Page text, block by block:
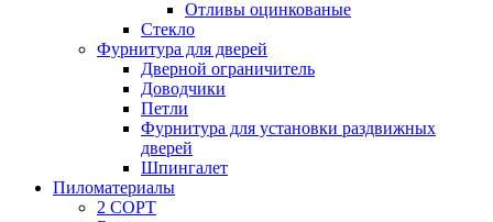
Отливы оцинкованые
Стекло
Фурнитура для дверей
Дверной ограничитель
Доводчики
Петли
Фурнитура для установки раздвижных
дверей
Шпингалет
Пиломатериалы
2 СОРТ